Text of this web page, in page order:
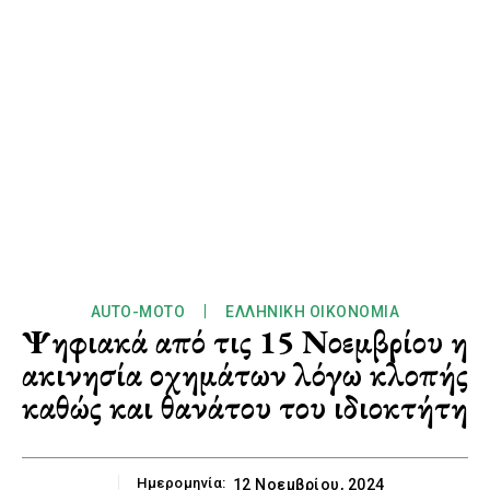
AUTO-MOTO ΕΛΛΗΝΙΚΉ ΟΙΚΟΝΟΜΊΑ
Ψηφιακά από τις 15 Νοεμβρίου η
ακινησία οχημάτων λόγω κλοπής
καθώς και θανάτου του ιδιοκτήτη
Ημερομηνία: 12 Νοεμβρίου, 2024